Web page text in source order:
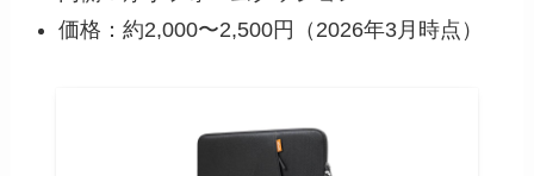
価格：約2,000〜2,500円（2026年3月時点）